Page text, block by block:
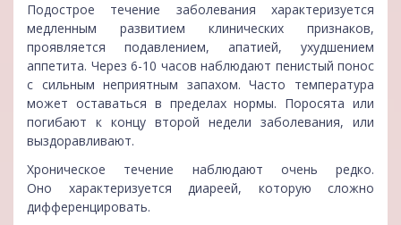
Подострое течение заболевания характеризуется
медленным развитием клинических признаков,
проявляется подавлением, апатией, ухудшением
аппетита. Через 6-10 часов наблюдают пенистый понос
с сильным неприятным запахом. Часто температура
может оставаться в пределах нормы. Поросята или
погибают к концу второй недели заболевания, или
выздоравливают.
Хроническое течение наблюдают очень редко.
Оно характеризуется диареей, которую сложно
дифференцировать.